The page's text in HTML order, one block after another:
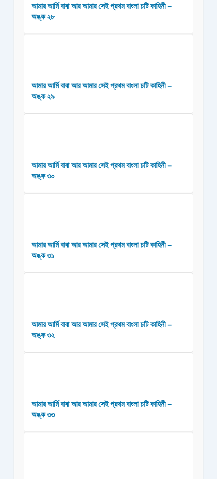
আমার আর্মি বাবা আর আমার সেই প্রথম বাংলা চটি কাহিনী –
অঙ্ক ২৮
আমার আর্মি বাবা আর আমার সেই প্রথম বাংলা চটি কাহিনী –
অঙ্ক ২৯
আমার আর্মি বাবা আর আমার সেই প্রথম বাংলা চটি কাহিনী –
অঙ্ক ৩০
আমার আর্মি বাবা আর আমার সেই প্রথম বাংলা চটি কাহিনী –
অঙ্ক ৩১
আমার আর্মি বাবা আর আমার সেই প্রথম বাংলা চটি কাহিনী –
অঙ্ক ৩২
আমার আর্মি বাবা আর আমার সেই প্রথম বাংলা চটি কাহিনী –
অঙ্ক ৩৩